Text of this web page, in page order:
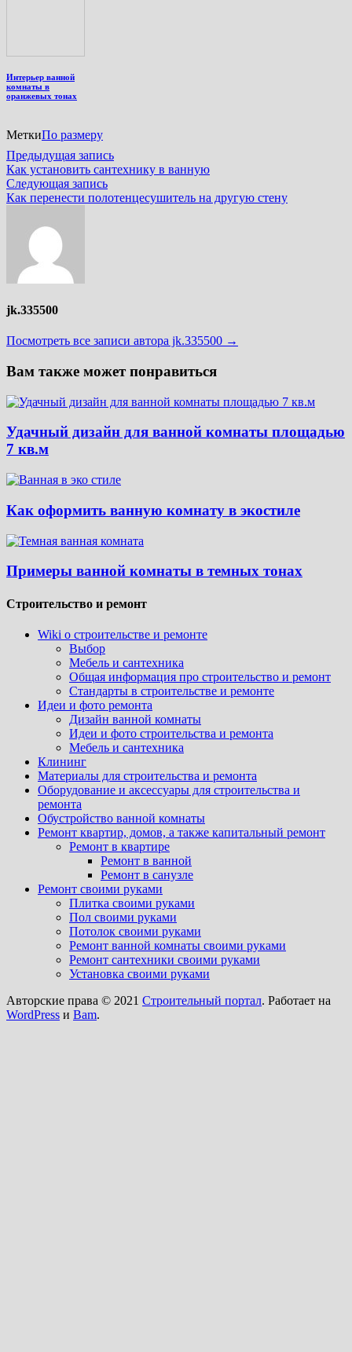
Интерьер ванной
комнаты в
оранжевых тонах
МеткиПо размеру
Навигация
по
записям
Предыдущая записьПредыдущая
запись:
Как установить сантехнику в ванную
Следующая записьСледующая
запись:
Как перенести полотенцесушитель на другую стену
jk.335500
Посмотреть все записи автора jk.335500 →
Вам также может понравиться
Удачный дизайн для ванной комнаты площадью
7 кв.м
Как оформить ванную комнату в экостиле
Примеры ванной комнаты в темных тонах
Строительство и ремонт
Wiki о строительстве и ремонте
Выбор
Мебель и сантехника
Общая информация про строительство и ремонт
Стандарты в строительстве и ремонте
Идеи и фото ремонта
Дизайн ванной комнаты
Идеи и фото строительства и ремонта
Мебель и сантехника
Клининг
Материалы для строительства и ремонта
Оборудование и аксессуары для строительства и
ремонта
Обустройство ванной комнаты
Ремонт квартир, домов, а также капитальный ремонт
Ремонт в квартире
Ремонт в ванной
Ремонт в санузле
Ремонт своими руками
Плитка своими руками
Пол своими руками
Потолок своими руками
Ремонт ванной комнаты своими руками
Ремонт сантехники своими руками
Установка своими руками
Авторские права © 2021 Строительный портал. Работает на
WordPress и Bam.